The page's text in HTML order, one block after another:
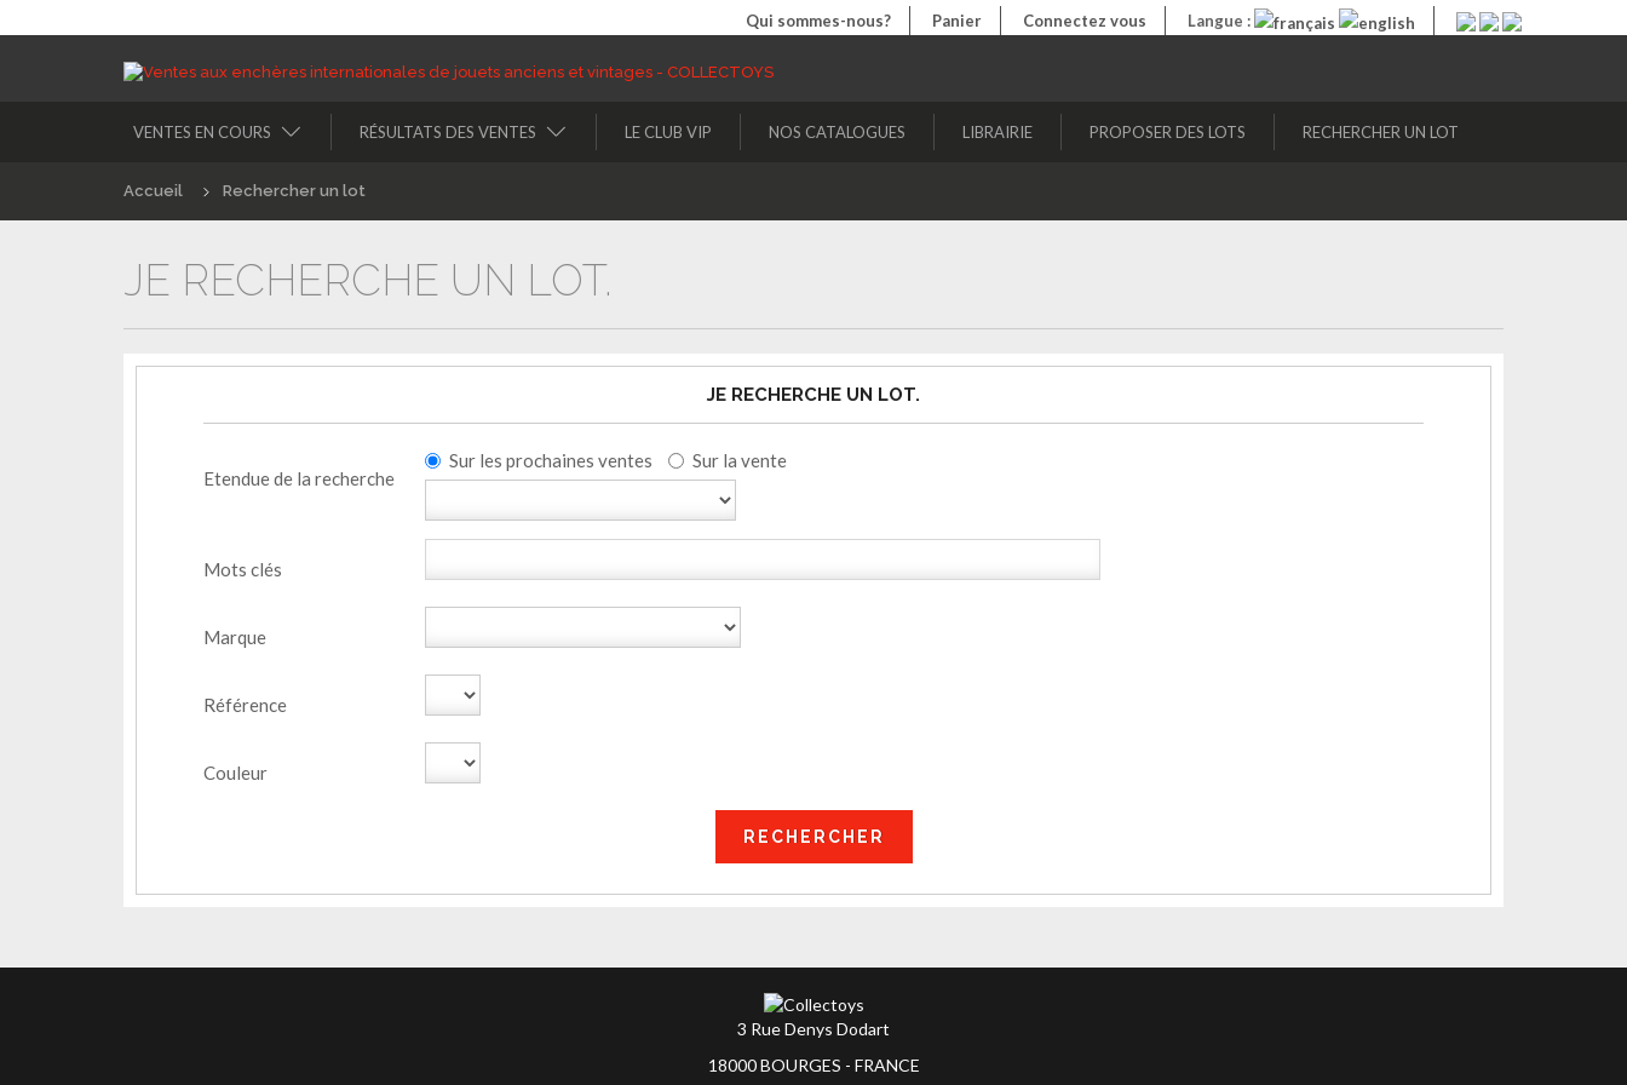
Qui sommes-nous? Panier Connectez vous Langue :
VENTES EN COURS RÉSULTATS DES VENTES LE CLUB VIP NOS CATALOGUES LIBRAIRIE PROPOSER DES LOTS RECHERCHER UN LOT
Accueil Rechercher un lot
JE RECHERCHE UN LOT.
JE RECHERCHE UN LOT.
Etendue de la recherche
Sur les prochaines ventes Sur la vente
Mots clés
Marque
Référence
Couleur
3 Rue Denys Dodart
18000 BOURGES - FRANCE